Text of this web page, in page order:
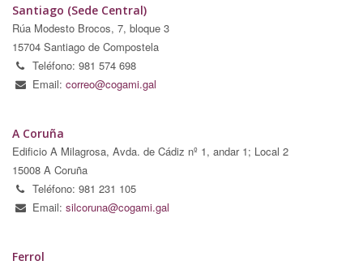
Santiago (Sede Central)
Rúa Modesto Brocos, 7, bloque 3
15704 Santiago de Compostela
Teléfono: 981 574 698
Email: correo@cogami.gal
A Coruña
Edificio A Milagrosa, Avda. de Cádiz nº 1, andar 1; Local 2
15008 A Coruña
Teléfono: 981 231 105
Email: silcoruna@cogami.gal
Ferrol